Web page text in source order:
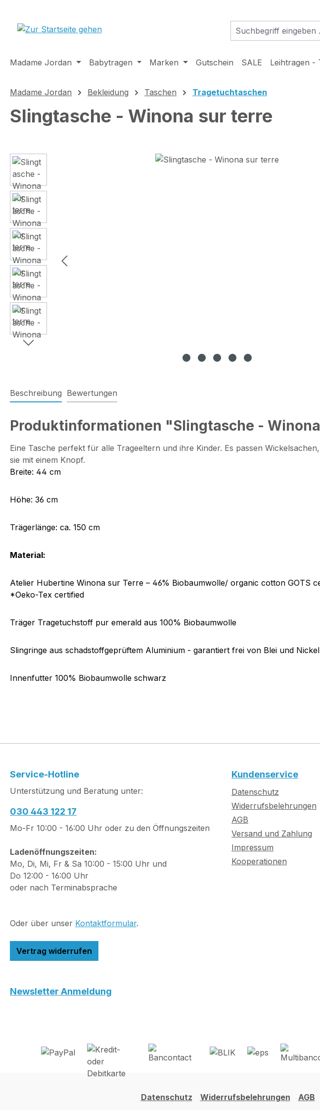
Madame Jordan Babytragen Marken Gutschein SALE Leihtragen -
Madame Jordan Bekleidung Taschen Tragetuchtaschen
Slingtasche - Winona sur terre
Bildergalerie überspringen
Beschreibung Bewertungen
Produktinformationen "Slingtasche -
Eine Tasche perfekt für alle Trageeltern und ihre Kinder. Es passen
sie mit einem Knopf.
Breite: 44 cm
Höhe: 36 cm
Trägerlänge: ca. 150 cm
Material:
Atelier Hubertine Winona sur Terre – 46% Biobaumwolle/ organic cotton
*Oeko-Tex certified
Träger Tragetuchstoff pur emerald aus 100% Biobaumwolle
Slingringe aus schadstoffgeprüftem Aluminium - garantiert frei von Blei und Nickel
Innenfutter 100% Biobaumwolle schwarz
Service-Hotline
Unterstützung und Beratung unter:
030 443 122 17
Mo-Fr 10:00 - 16:00 Uhr oder zu den Öffnungszeiten
Ladenöffnungszeiten:
Mo, Di, Mi, Fr & Sa 10:00 - 15:00 Uhr und
Do 12:00 - 16:00 Uhr
oder nach Terminabsprache
Oder über unser Kontaktformular.
Vertrag widerrufen
Kundenservice
Datenschutz
Widerrufsbelehrungen
AGB
Versand und Zahlung
Impressum
Kooperationen
Newsletter Anmeldung
Datenschutz Widerrufsbelehrungen AGB